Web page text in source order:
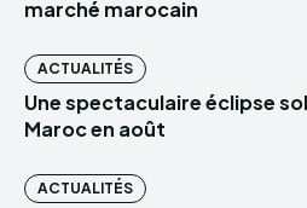
marché marocain
ACTUALITÉS
Une spectaculaire éclipse
Maroc en août
ACTUALITÉS